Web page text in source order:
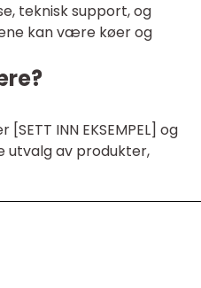
teknisk support, og
kan være køer og
INN EKSEMPEL] og
utvalg av produkter,